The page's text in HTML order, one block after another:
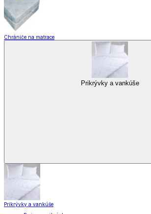
Chrániče na matrace
Prikrývky a vankúše
Prikrývky a vankúše